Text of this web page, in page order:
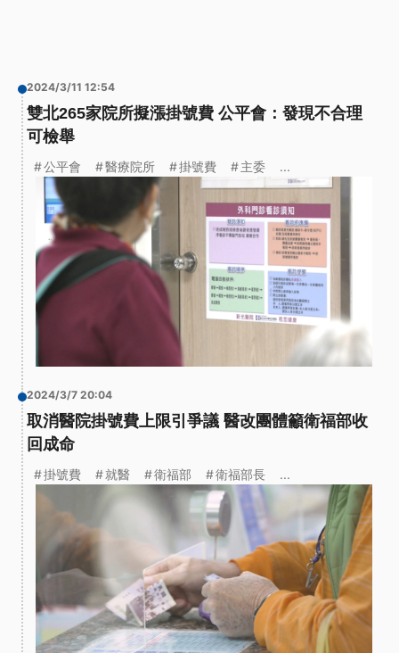
2024/3/11 12:54
雙北265家院所擬漲掛號費 公平會：發現不合理
可檢舉
公平會 醫療院所 掛號費 主委 ...
2024/3/7 20:04
取消醫院掛號費上限引爭議 醫改團體籲衛福部收
回成命
掛號費 就醫 衛福部 衛福部長 ...